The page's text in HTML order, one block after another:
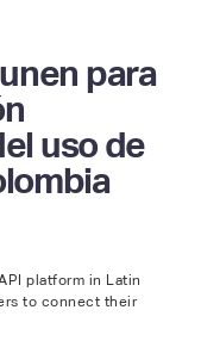
para
uso de
platform in Latin
to connect their